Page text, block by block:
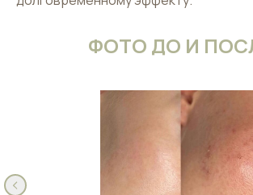
ФОТО ДО И